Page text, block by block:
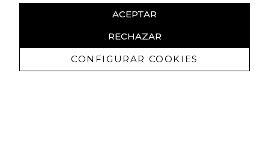
ACEPTAR
RECHAZAR
CONFIGURAR COOKIES